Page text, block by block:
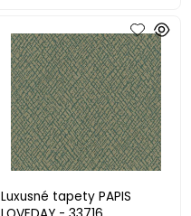
Luxusné tapety PAPIS